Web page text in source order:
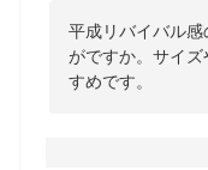
平成リバイバル
がですか。サイ
すめです。